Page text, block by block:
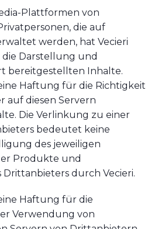
Plattformen von
die auf
werden, hat Vecieri
Darstellung und
bereitgestellten Inhalte.
Haftung für die Richtigkeit
auf diesen Servern
Die Verlinkung zu einer
bedeutet keine
des jeweiligen
Produkte und
durch Vecieri.
Haftung für die
Verwendung von